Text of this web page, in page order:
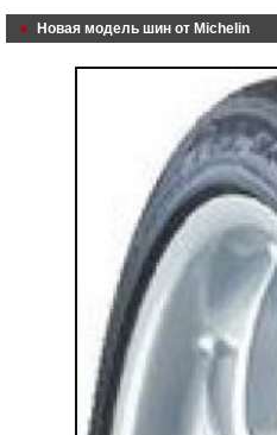
Новая модель шин от Michelin